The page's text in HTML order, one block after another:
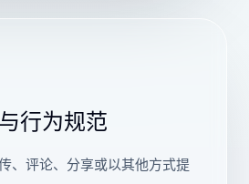
行为规范
、评论、分享或以其他方式提